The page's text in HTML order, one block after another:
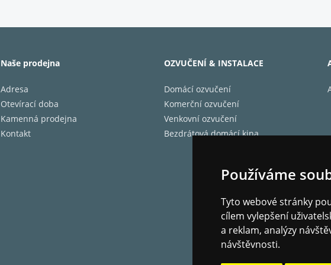
Používáme
Tyto webové stránky
cílem vylepšení
a reklam, analýzy
návštěvnosti.
DIGITÁLNÍ AUDIO VÝSTUPY
MAXIMÁLNÍ SPOTŘEBA ENERGIE
BEZPROBLÉMOVÉ PŘEHRÁVÁNÍ?
DÁLKOVÉ OVLÁDÁNÍ
ROZMĚRY (VXŠXH)
HMOTNOST
Naše prodejna
Adresa
Otevírací doba
Kamenná prodejna
Kontakt
OZVUČENÍ & INSTALACE
Domácí ozvučení
Komerční ozvučení
Venkovní ozvučení
Bezdrátová domácí kina